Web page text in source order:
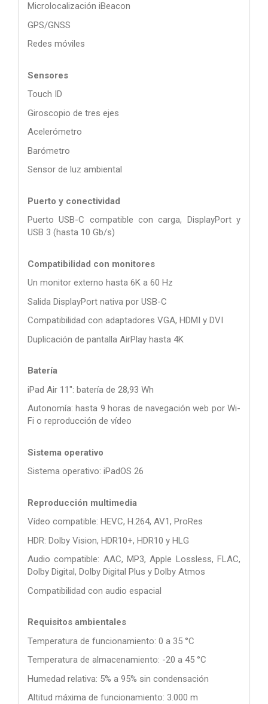
Microlocalización iBeacon
GPS/GNSS
Redes móviles
Sensores
Touch ID
Giroscopio de tres ejes
Acelerómetro
Barómetro
Sensor de luz ambiental
Puerto y conectividad
Puerto USB-C compatible con carga, DisplayPort y
USB 3 (hasta 10 Gb/s)
Compatibilidad con monitores
Un monitor externo hasta 6K a 60 Hz
Salida DisplayPort nativa por USB-C
Compatibilidad con adaptadores VGA, HDMI y DVI
Duplicación de pantalla AirPlay hasta 4K
Batería
iPad Air 11": batería de 28,93 Wh
Autonomía: hasta 9 horas de navegación web por Wi-
Fi o reproducción de vídeo
Sistema operativo
Sistema operativo: iPadOS 26
Reproducción multimedia
Vídeo compatible: HEVC, H.264, AV1, ProRes
HDR: Dolby Vision, HDR10+, HDR10 y HLG
Audio compatible: AAC, MP3, Apple Lossless, FLAC,
Dolby Digital, Dolby Digital Plus y Dolby Atmos
Compatibilidad con audio espacial
Requisitos ambientales
Temperatura de funcionamiento: 0 a 35 °C
Temperatura de almacenamiento: -20 a 45 °C
Humedad relativa: 5% a 95% sin condensación
Altitud máxima de funcionamiento: 3.000 m